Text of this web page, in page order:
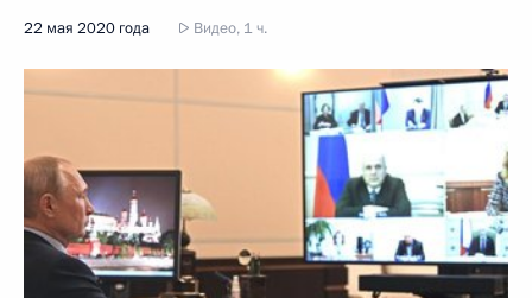
22 мая 2020 года Видео, 1 ч.